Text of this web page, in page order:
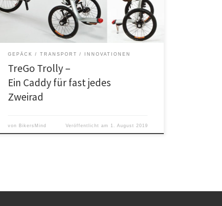
GEPÄCK / TRANSPORT INNOVATIONEN
TreGo Trolly –
Ein Caddy für fast jedes
Zweirad
von BikersMind Veröffentlicht am 1. August 2019